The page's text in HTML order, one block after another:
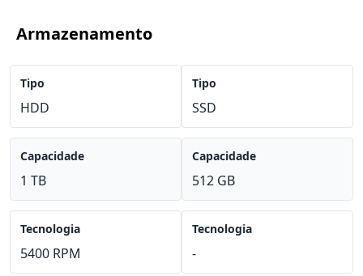
Armazenamento
Tipo
HDD
Capacidade
1 TB
Tecnologia
5400 RPM
Tipo
SSD
Capacidade
512 GB
Tecnologia
-